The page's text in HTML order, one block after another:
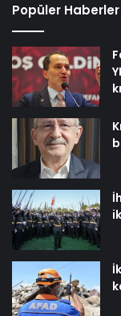
Popüler Haberler